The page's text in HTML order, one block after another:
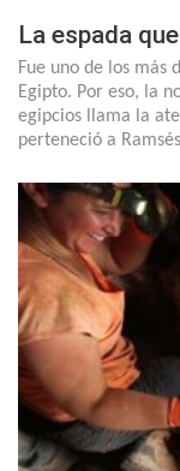
La espada
Fue uno de los más
Egipto. Por eso, la
egipcios llama la
perteneció a